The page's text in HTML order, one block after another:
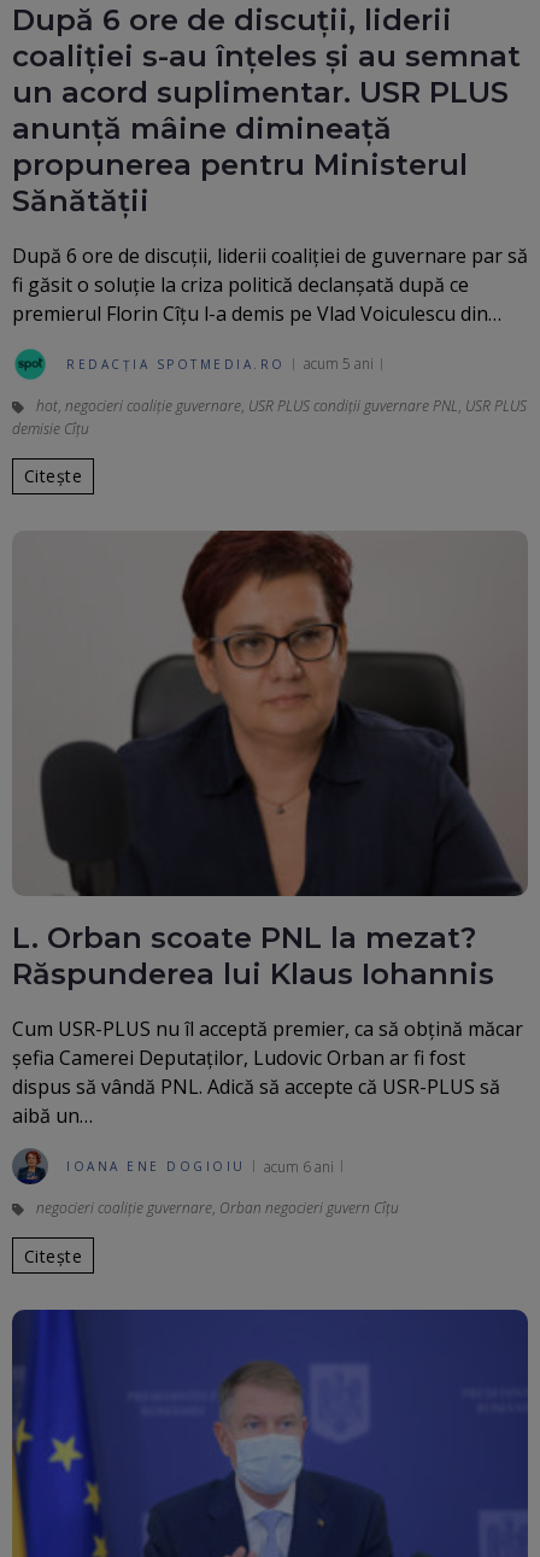
După 6 ore de discuții, liderii
coaliției s-au înțeles și au semnat
un acord suplimentar. USR PLUS
anunță mâine dimineață
propunerea pentru Ministerul
Sănătății
După 6 ore de discuții, liderii coaliției de guvernare par să
fi găsit o soluție la criza politică declanșată după ce
premierul Florin Cîțu l-a demis pe Vlad Voiculescu din…
REDACȚIA SPOTMEDIA.RO acum 5 ani
hot, negocieri coaliție guvernare, USR PLUS condiții guvernare PNL, USR PLUS
demisie Cîțu
Citește
L. Orban scoate PNL la mezat?
Răspunderea lui Klaus Iohannis
Cum USR-PLUS nu îl acceptă premier, ca să obțină măcar
șefia Camerei Deputaților, Ludovic Orban ar fi fost
dispus să vândă PNL. Adică să accepte că USR-PLUS să
aibă un…
IOANA ENE DOGIOIU acum 6 ani
negocieri coaliție guvernare, Orban negocieri guvern Cîțu
Citește